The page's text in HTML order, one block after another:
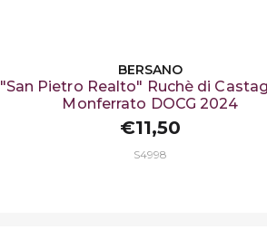
BERSANO
"San Pietro Realto" Ruchè di
Monferrato DOCG 2024
€11,50
S4998